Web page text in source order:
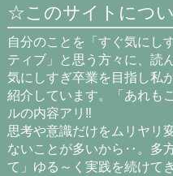
☆このサイトにつ
自分のことを「すぐ気にし
ティブ」と思う方々に、読
気にしすぎ卒業を目指し私
紹介しています。「あれも
ルの内容アリ‼
思考や意識だけをムリヤリ
ないことが多いから‥。多
て」ゆる～く実践を続けて